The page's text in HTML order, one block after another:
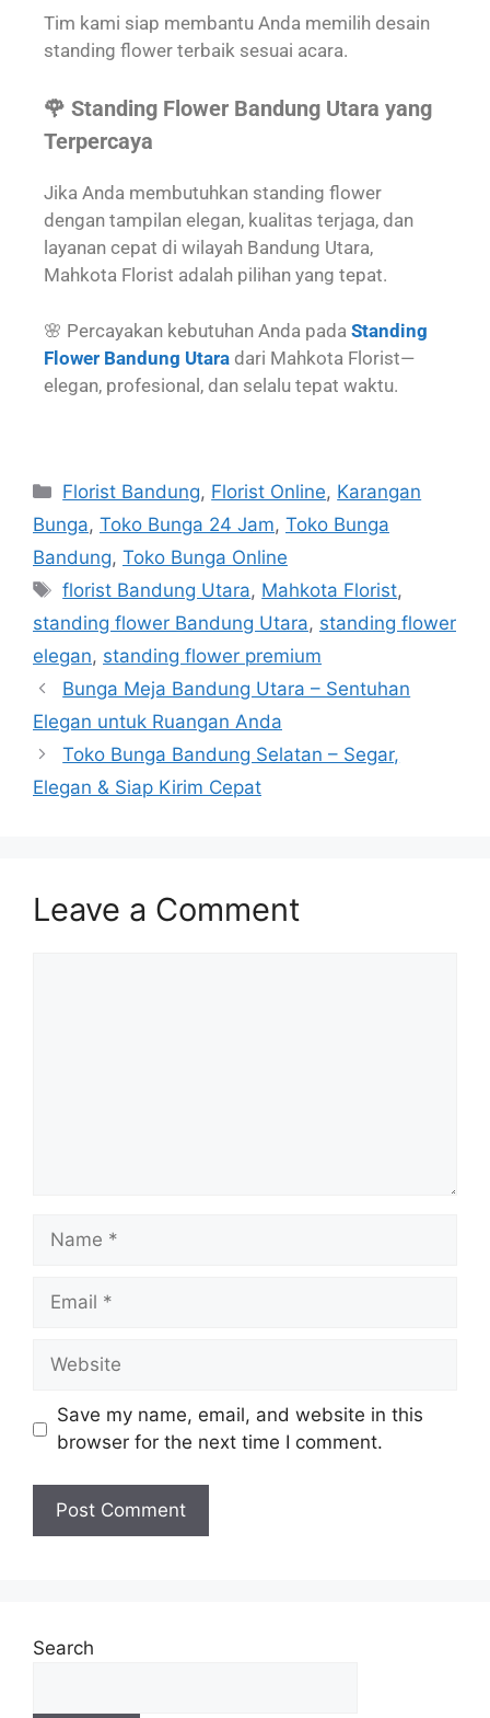
Tim kami siap membantu Anda memilih desain
standing flower terbaik sesuai acara.
🌹 Standing Flower Bandung Utara yang
Terpercaya
Jika Anda membutuhkan standing flower
dengan tampilan elegan, kualitas terjaga, dan
layanan cepat di wilayah Bandung Utara,
Mahkota Florist adalah pilihan yang tepat.
🌸 Percayakan kebutuhan Anda pada Standing
Flower Bandung Utara dari Mahkota Florist—
elegan, profesional, dan selalu tepat waktu.
Florist Bandung, Florist Online, Karangan
Bunga, Toko Bunga 24 Jam, Toko Bunga
Bandung, Toko Bunga Online
florist Bandung Utara, Mahkota Florist,
standing flower Bandung Utara, standing flower
elegan, standing flower premium
Bunga Meja Bandung Utara – Sentuhan
Elegan untuk Ruangan Anda
Toko Bunga Bandung Selatan – Segar,
Elegan & Siap Kirim Cepat
Leave a Comment
Save my name, email, and website in this
browser for the next time I comment.
Search